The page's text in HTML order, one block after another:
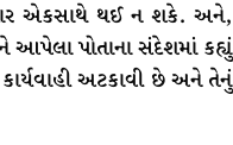
એકસાથે થઈ ન શકે. અને,
આપેલા પોતાના સંદેશમાં કહ્યું
અટકાવી છે અને તેનું